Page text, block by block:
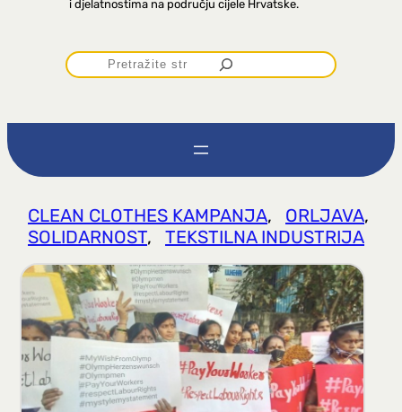
i djelatnostima na području cijele Hrvatske.
P
r
t
r
a
g
a
CLEAN CLOTHES KAMPANJA, ORLJAVA
SOLIDARNOST, TEKSTILNA INDUSTRIJA